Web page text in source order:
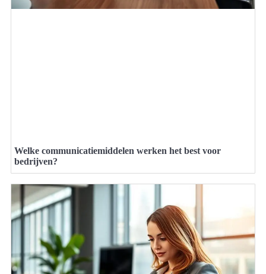
Welke communicatiemiddelen werken het best voor
bedrijven?